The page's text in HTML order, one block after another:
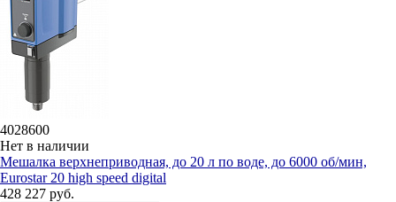
4028600
Нет в наличии
Мешалка верхнеприводная, до 20 л по воде, до 6000 об/мин,
Eurostar 20 high speed digital
428 227 руб.